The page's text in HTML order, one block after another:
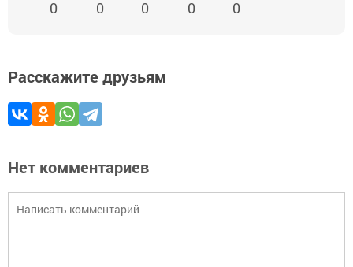
0 0 0 0 0
Расскажите друзьям
Нет комментариев